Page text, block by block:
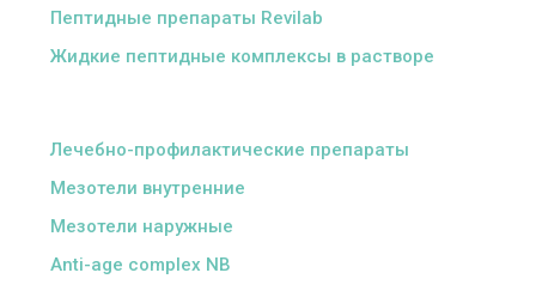
Пептидные препараты Revilab
Жидкие пептидные комплексы в растворе
Лечебно-профилактические препараты
Мезотели внутренние
Мезотели наружные
Anti-age complex NB